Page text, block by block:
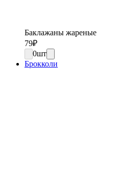
Баклажаны жареные
79₽
0шт
Брокколи